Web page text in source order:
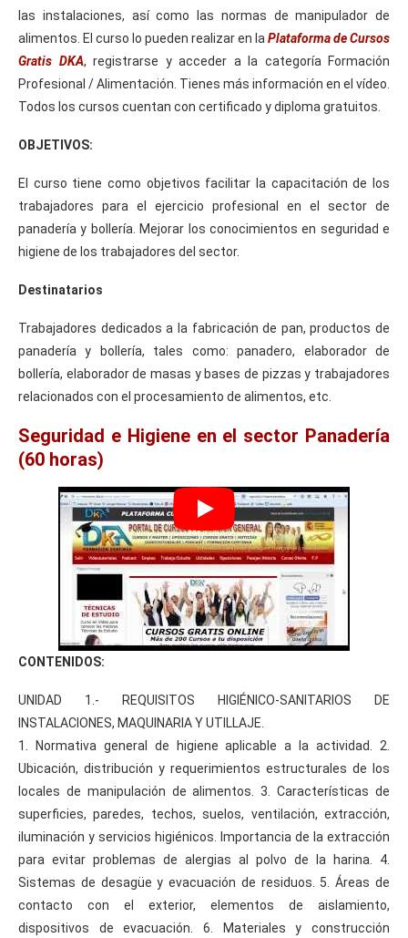
las instalaciones, así como las normas de manipulador de
alimentos. El curso lo pueden realizar en la Plataforma de Cursos
Gratis DKA, registrarse y acceder a la categoría Formación
Profesional / Alimentación. Tienes más información en el vídeo.
Todos los cursos cuentan con certificado y diploma gratuitos.
OBJETIVOS:
El curso tiene como objetivos facilitar la capacitación de los
trabajadores para el ejercicio profesional en el sector de
panadería y bollería. Mejorar los conocimientos en seguridad e
higiene de los trabajadores del sector.
Destinatarios
Trabajadores dedicados a la fabricación de pan, productos de
panadería y bollería, tales como: panadero, elaborador de
bollería, elaborador de masas y bases de pizzas y trabajadores
relacionados con el procesamiento de alimentos, etc.
Seguridad e Higiene en el sector Panadería
(60 horas)
CONTENIDOS:
UNIDAD 1.- REQUISITOS HIGIÉNICO-SANITARIOS DE
INSTALACIONES, MAQUINARIA Y UTILLAJE.
1. Normativa general de higiene aplicable a la actividad. 2.
Ubicación, distribución y requerimientos estructurales de los
locales de manipulación de alimentos. 3. Características de
superficies, paredes, techos, suelos, ventilación, extracción,
iluminación y servicios higiénicos. Importancia de la extracción
para evitar problemas de alergias al polvo de la harina. 4.
Sistemas de desagüe y evacuación de residuos. 5. Áreas de
contacto con el exterior, elementos de aislamiento,
dispositivos de evacuación. 6. Materiales y construcción